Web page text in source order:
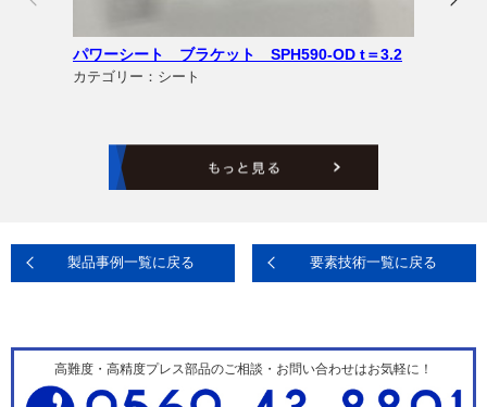
パワーシート ブラケット SPH590-OD t＝3.2
カテゴリー：シート
製品事例一覧に戻る 要素技術一覧に戻る
高難度・高精度プレス部品のご相談・お問い合わせはお気軽に！